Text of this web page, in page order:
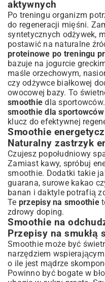
aktywnych
Po treningu organizm
do regeneracji mięśni.
syntetycznych odżywek,
postawić na naturalne
proteinowe po treningu
bazuje na jogurcie
maśle orzechowym,
czy odżywce białkowej
owocowej bazy. To
smoothie dla
smoothie dla
klucz do efektywnej
Smoothie
Naturalny zastrzyk
Czujesz popołudniowy
Zamiast kawy, spróbuj
smoothie. Dodatki takie
guarana, surowe kakao
banan i daktyle potrafią
Te przepisy na smoothie
zdrowy doping.
Smoothie na
Przepisy na smukłą
Smoothie może być
narzędziem
o ile jest mądrze
Powinno być bogate w